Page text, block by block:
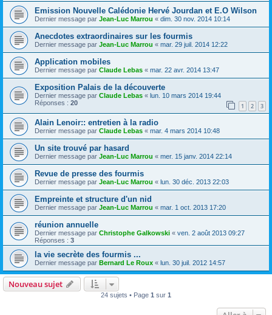
Emission Nouvelle Calédonie Hervé Jourdan et E.O Wilson
Dernier message par Jean-Luc Marrou « dim. 30 nov. 2014 10:14
Anecdotes extraordinaires sur les fourmis
Dernier message par Jean-Luc Marrou « mar. 29 juil. 2014 12:22
Application mobiles
Dernier message par Claude Lebas « mar. 22 avr. 2014 13:47
Exposition Palais de la découverte
Dernier message par Claude Lebas « lun. 10 mars 2014 19:44
Réponses : 20 1 2 3
Alain Lenoir:: entretien à la radio
Dernier message par Claude Lebas « mar. 4 mars 2014 10:48
Un site trouvé par hasard
Dernier message par Jean-Luc Marrou « mer. 15 janv. 2014 22:14
Revue de presse des fourmis
Dernier message par Jean-Luc Marrou « lun. 30 déc. 2013 22:03
Empreinte et structure d'un nid
Dernier message par Jean-Luc Marrou « mar. 1 oct. 2013 17:20
réunion annuelle
Dernier message par Christophe Galkowski « ven. 2 août 2013 09:27
Réponses : 3
la vie secrète des fourmis ...
Dernier message par Bernard Le Roux « lun. 30 juil. 2012 14:57
Nouveau sujet
24 sujets • Page 1 sur 1